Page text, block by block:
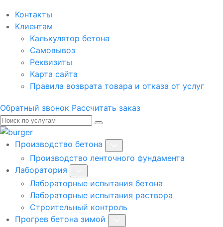
Контакты
Клиентам
Калькулятор бетона
Самовывоз
Реквизиты
Карта сайта
Правила возврата товара и отказа от услуг
Обратный звонок Рассчитать заказ
Производство бетона
Производство ленточного фундамента
Лаборатория
Лабораторные испытания бетона
Лабораторные испытания раствора
Строительный контроль
Прогрев бетона зимой